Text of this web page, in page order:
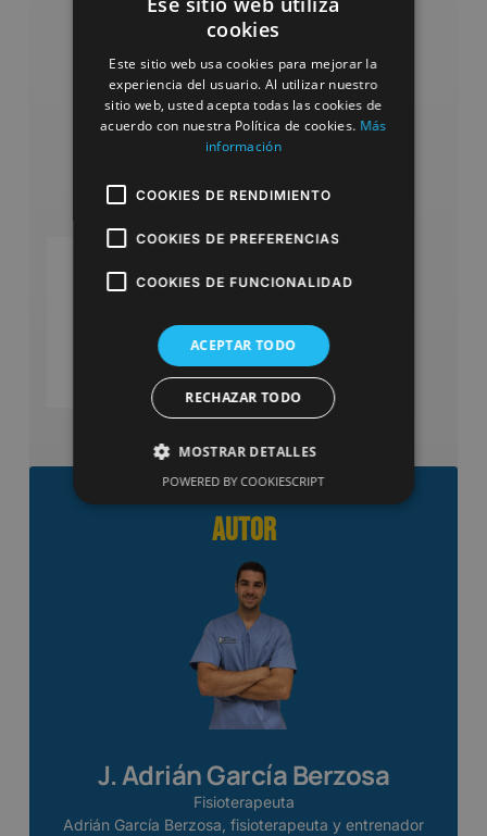
Fisioterapia
prótesis
Autor
J. Adrián García Berzosa
Fisioterapeuta
Adrián García Berzosa, fisioterapeuta y entrenador
cookies
Este sitio web usa cookies para mejorar la
experiencia del usuario. Al utilizar nuestro
sitio web, usted acepta todas las cookies de
acuerdo con nuestra Política de cookies. Más
información
COOKIES DE RENDIMIENTO
COOKIES DE PREFERENCIAS
COOKIES DE FUNCIONALIDAD
ACEPTAR TODO
RECHAZAR TODO
MOSTRAR DETALLES
POWERED BY COOKIESCRIPT